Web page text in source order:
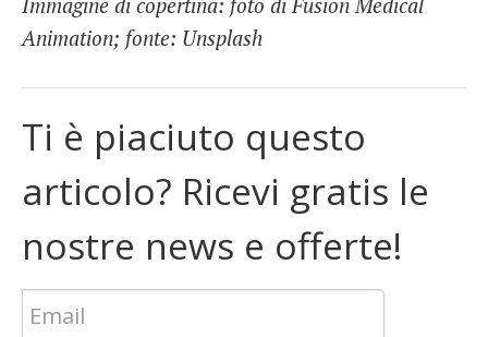
Animation; fonte: Unsplash
Ti è piaciuto questo
articolo? Ricevi gratis le
nostre news e offerte!